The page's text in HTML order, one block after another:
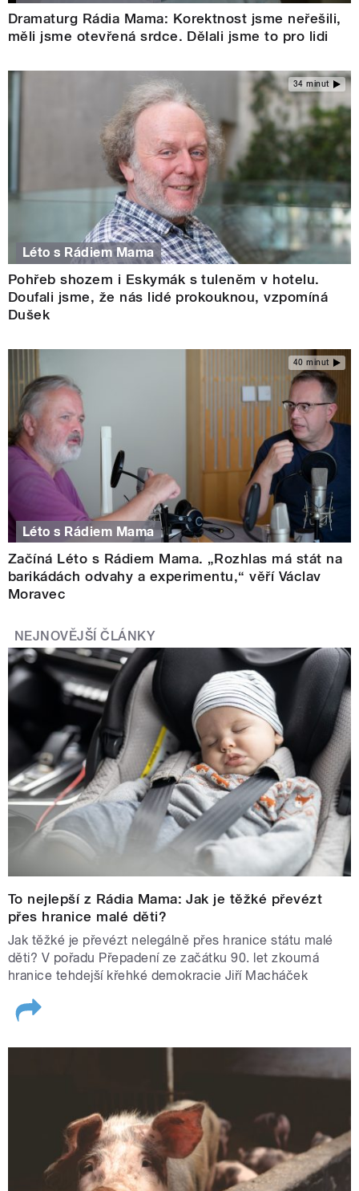
Dramaturg Rádia Mama: Korektnost jsme neřešili,
měli jsme otevřená srdce. Dělali jsme to pro lidi
34 minut
Léto s Rádiem Mama
Pohřeb shozem i Eskymák s tuleněm v hotelu.
Doufali jsme, že nás lidé prokouknou, vzpomíná
Dušek
40 minut
Léto s Rádiem Mama
Začíná Léto s Rádiem Mama. „Rozhlas má stát na
barikádách odvahy a experimentu,“ věří Václav
Moravec
NEJNOVĚJŠÍ ČLÁNKY
To nejlepší z Rádia Mama: Jak je těžké převézt
přes hranice malé děti?
Jak těžké je převézt nelegálně přes hranice státu malé
děti? V pořadu Přepadení ze začátku 90. let zkoumá
hranice tehdejší křehké demokracie Jiří Macháček